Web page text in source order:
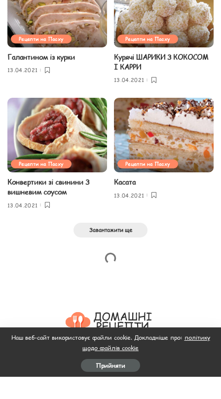
Рецепти на Пасху
Галантином із курки
13.04.2021
Рецепти на Пасху
Курячі ШАРИКИ З КОКОСОМ
І КАРРИ
13.04.2021
Рецепти на Пасху
Конвертики зі свинини З
вишневим соусом
13.04.2021
Рецепти на Пасху
Касата
13.04.2021
Завантажити ще
Рецепти салатів
М’ясо
Наш веб-сайт використовує файли cookie. Докладніше про: політику
щодо файлів cookie
Прийняти